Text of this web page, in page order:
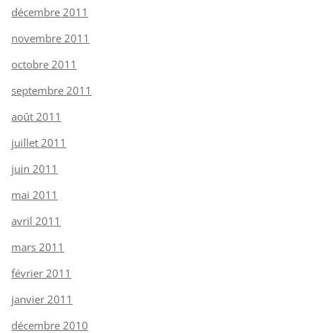
décembre 2011
novembre 2011
octobre 2011
septembre 2011
août 2011
juillet 2011
juin 2011
mai 2011
avril 2011
mars 2011
février 2011
janvier 2011
décembre 2010